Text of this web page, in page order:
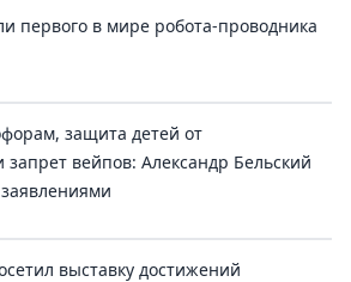
первого в мире робота-проводника
защита детей от
вейпов: Александр Бельский
выставку достижений